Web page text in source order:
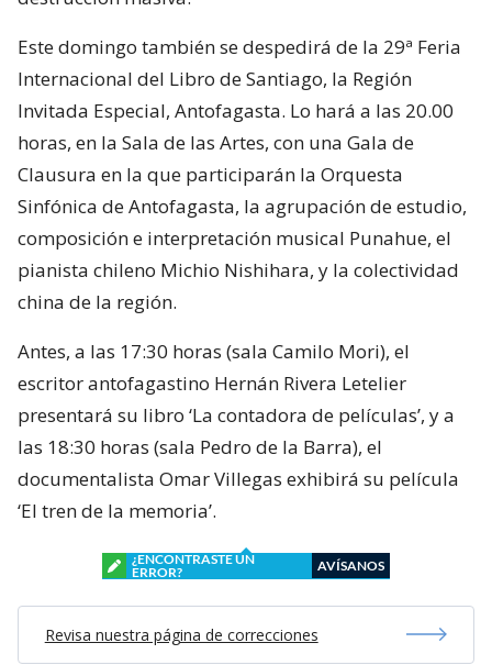
Este domingo también se despedirá de la 29ª Feria
Internacional del Libro de Santiago, la Región
Invitada Especial, Antofagasta. Lo hará a las 20.00
horas, en la Sala de las Artes, con una Gala de
Clausura en la que participarán la Orquesta
Sinfónica de Antofagasta, la agrupación de estudio,
composición e interpretación musical Punahue, el
pianista chileno Michio Nishihara, y la colectividad
china de la región.
Antes, a las 17:30 horas (sala Camilo Mori), el
escritor antofagastino Hernán Rivera Letelier
presentará su libro ‘La contadora de películas’, y a
las 18:30 horas (sala Pedro de la Barra), el
documentalista Omar Villegas exhibirá su película
‘El tren de la memoria’.
¿ENCONTRASTE UN
ERROR?
AVÍSANOS
Revisa nuestra página de correcciones